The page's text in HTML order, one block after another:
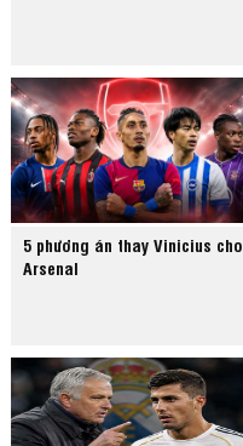
5 phương án thay Vinicius cho
Arsenal